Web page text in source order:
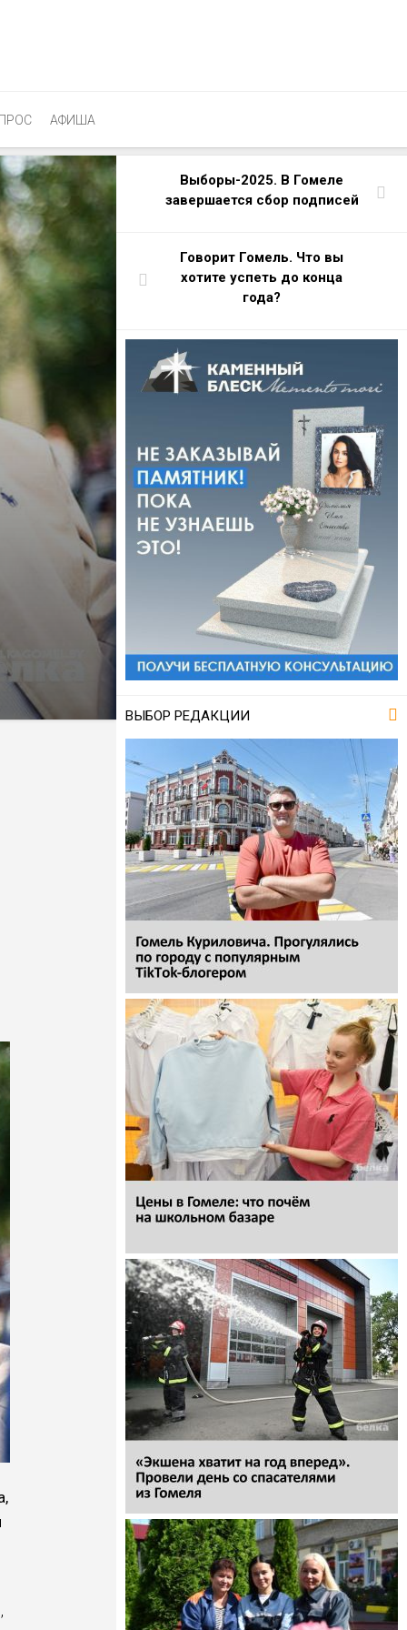
АФИША
Выборы-2025. В Гомеле
завершается сбор подписей
Говорит Гомель. Что вы
хотите успеть до конца
года?
ВЫБОР РЕДАКЦИИ